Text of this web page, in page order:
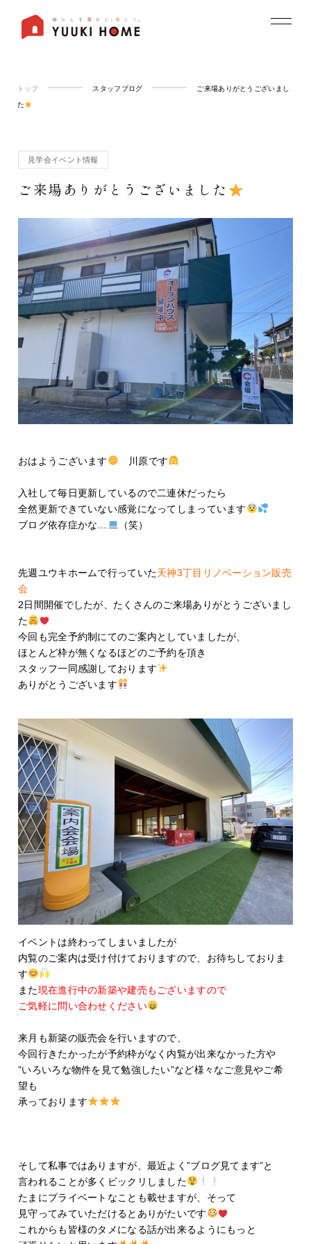
トップ スタッフブログ ご来場ありがとうございまし
た
見学会イベント情報
ご来場ありがとうございました
おはようございます 川原です
入社して毎日更新しているので二連休だったら
全然更新できていない感覚になってしまっています
ブログ依存症かな…
（笑）
先週ユウキホームで行っていた天神3丁目リノベーション販売
会
2日間開催でしたが、たくさんのご来場ありがとうございまし
た
今回も完全予約制にてのご案内としていましたが、
ほとんど枠が無くなるほどのご予約を頂き
スタッフ一同感謝しております
ありがとうございます
イベントは終わってしまいましたが
内覧のご案内は受け付けておりますので、お待ちしておりま
す
また現在進行中の新築や建売もございますので
ご気軽に問い合わせください
来月も新築の販売会を行いますので、
今回行きたかったが予約枠がなく内覧が出来なかった方や
”いろいろな物件を見て勉強したい”など様々なご意見やご希
望も
承っております
そして私事ではありますが、最近よく”ブログ見てます”と
言われることが多くビックリしました
たまにプライベートなことも載せますが、そって
見守ってみていただけるとありがたいです
これからも皆様のタメになる話が出来るようにもっと